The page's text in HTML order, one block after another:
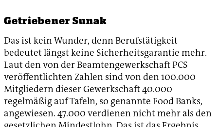
Getriebener Sunak
Das ist kein Wunder, denn Berufstätigkeit
bedeutet längst keine Sicherheitsgarantie mehr.
Laut den von der Beamtengewerkschaft PCS
veröffentlichten Zahlen sind von den 100.000
Mitgliedern dieser Gewerkschaft 40.000
regelmäßig auf Tafeln, so genannte Food Banks,
angewiesen. 47.000 verdienen nicht mehr als den